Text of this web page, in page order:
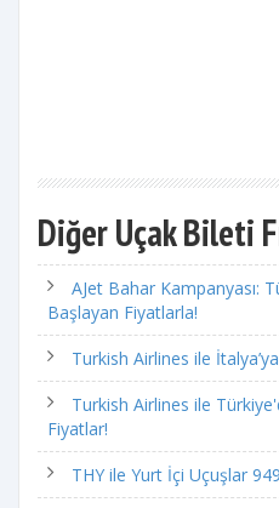
Diğer Uçak Bileti
AJet Bahar Kampanyası:
Başlayan Fiyatlarla!
Turkish Airlines ile
Turkish Airlines ile
Fiyatlar!
THY ile Yurt İçi Uçuşlar